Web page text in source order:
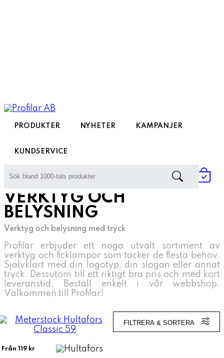
PRODUKTER NYHETER KAMPANJER
KUNDSERVICE
Hem »Profilreklam » Verktyg och belysning
VERKTYG OCH
BELYSNING
Verktyg och belysning med tryck
Profilar erbjuder ett noga utvalt sortiment av
verktyg och ficklampor som täcker de flesta behov.
Självklart med din logotyp, din slogan eller annat
tryck. Dessutom till ett riktigt bra pris och med kort
leveranstid. Beställ enkelt i vår webbshop.
Välkommen till Profilar!
FILTRERA & SORTERA
Från 119 kr